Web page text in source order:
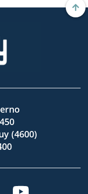
(4600)